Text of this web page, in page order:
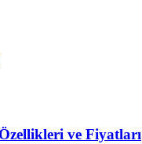
ve Fiyatları